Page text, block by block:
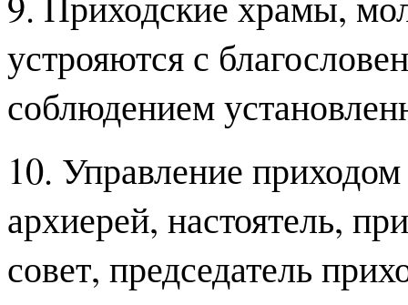
устрояются с
соблюдением
10. Управление
архиерей, настоятель,
совет, председатель